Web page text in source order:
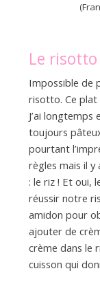
Le risotto
Impossible de
risotto. Ce plat
J’ai
toujours
pourtant
règles mais il y
: le riz ! Et oui,
réussir notre
amidon pour
ajouter de
crème dans le
cuisson qui